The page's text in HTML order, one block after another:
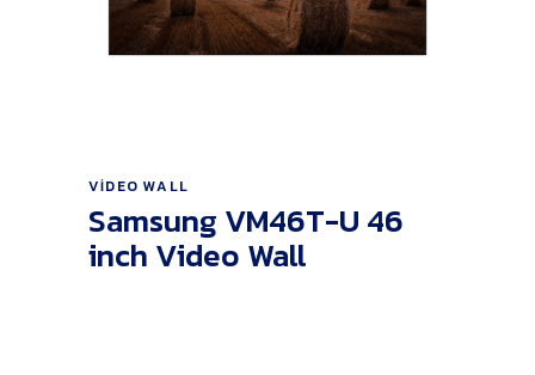
VIDEO WALL
Samsung VM46T-U 46
inch Video Wall